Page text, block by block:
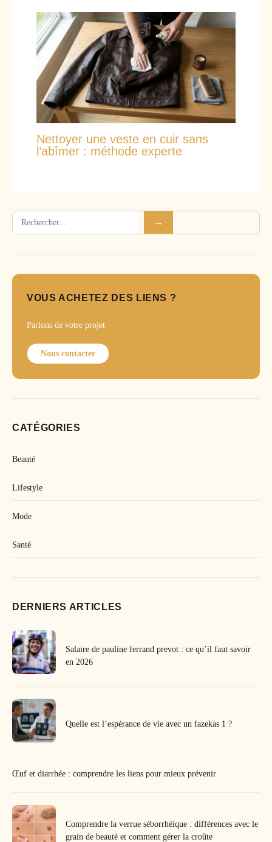
Nettoyer une veste en cuir sans
l’abîmer : méthode experte
Rechercher →
VOUS ACHETEZ DES LIENS ?
Parlons de votre projet
Nous contacter
CATÉGORIES
Beauté
Lifestyle
Mode
Santé
DERNIERS ARTICLES
Salaire de pauline ferrand prevot : ce qu’il faut savoir
en 2026
Quelle est l’espérance de vie avec un fazekas 1 ?
Œuf et diarrhée : comprendre les liens pour mieux prévenir
Comprendre la verrue séborrhéique : différences avec le
grain de beauté et comment gérer la croûte